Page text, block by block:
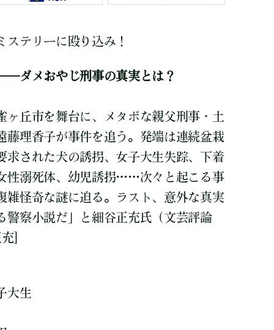
ステリーに殴り込み！
ダメおやじ刑事の真実とは？
ヶ丘市を舞台に、メタボな親父刑事・土
藤理香子が事件を追う。発端は連続盆栽
求された犬の誘拐、女子大生失踪、下着
性溺死体、幼児誘拐……次々と起こる事
雑怪奇な謎に迫る。ラスト、意外な真実
警察小説だ」と細谷正充氏（文芸評論
]
大生